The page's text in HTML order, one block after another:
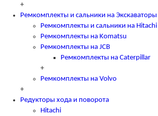
+
Ремкомплекты и сальники на Экскаваторы
Ремкомплекты и сальники на Hitachi
Ремкомплекты на Komatsu
Ремкомплекты на JCB
Ремкомплекты на Caterpillar
+
Ремкомплекты на Volvo
+
Редукторы хода и поворота
Hitachi